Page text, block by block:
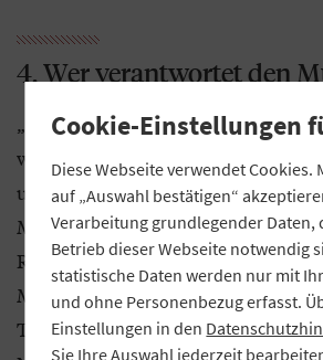
4. Wer verantwortet den
„MuV“ steht für „Marketing und
wird schon im Namen klar, was
und wer dahinter steht, nämlich
Marketing und Vertrieb. Alle
Redakteure des MuV-Managers
Mitgliedsbanken als
Themen zur Verfügung. Darüber
Cookie-Einstellungen
Diese Webseite verwendet Cookies.
auf „Auswahl bestätigen“
Verarbeitung grundlegender Daten,
Betrieb dieser Webseite notwendig
statistische Daten werden nur mit
und ohne Personenbezug erfasst.
Einstellungen in den
Sie Ihre Auswahl jederzeit